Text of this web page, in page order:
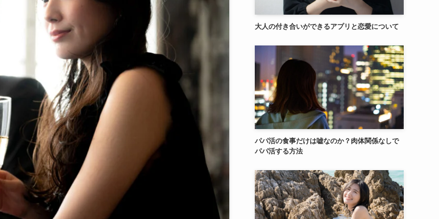
大人の付き合いができるアプリと恋愛について
パパ活の食事だけは嘘なのか？肉体関係なしで
パパ活する方法